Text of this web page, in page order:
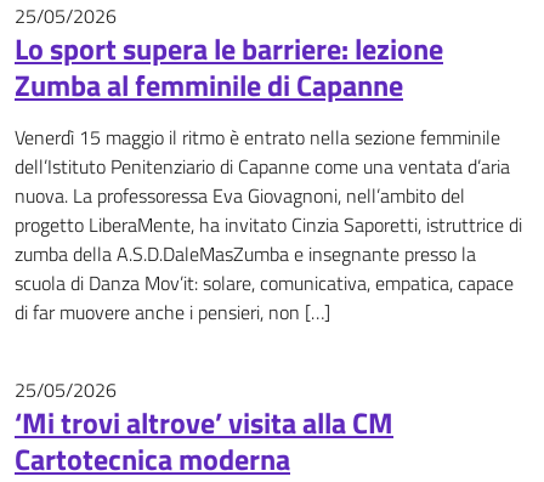
25/05/2026
Lo sport supera le barriere: lezione
Zumba al femminile di Capanne
Venerdì 15 maggio il ritmo è entrato nella sezione femminile
dell’Istituto Penitenziario di Capanne come una ventata d’aria
nuova. La professoressa Eva Giovagnoni, nell’ambito del
progetto LiberaMente, ha invitato Cinzia Saporetti, istruttrice di
zumba della A.S.D.DaleMasZumba e insegnante presso la
scuola di Danza Mov’it: solare, comunicativa, empatica, capace
di far muovere anche i pensieri, non […]
25/05/2026
‘Mi trovi altrove’ visita alla CM
Cartotecnica moderna